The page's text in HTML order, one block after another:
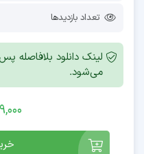
تعداد بازدیدها
لینک دانلود بلافاصله
می‌شود.